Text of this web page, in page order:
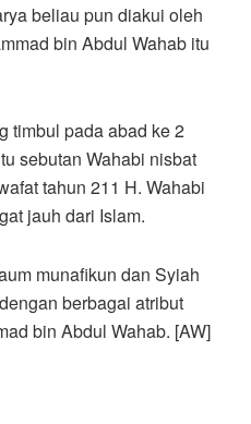
beliau pun diakui oleh
bin Abdul Wahab itu
timbul pada abad ke 2
sebutan Wahabi nisbat
tahun 211 H. Wahabi
jauh dari Islam.
munafikun dan Syiah
berbagai atribut
bin Abdul Wahab. [AW]